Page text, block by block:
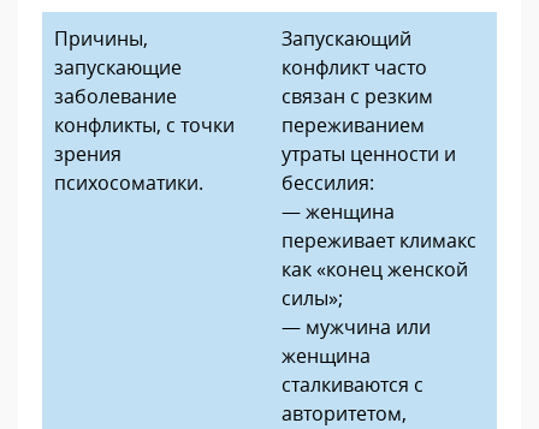
Причины,
запускающие
заболевание
конфликты, с точки
зрения
психосоматики.
Запускающий
конфликт часто
связан с резким
переживанием
утраты ценности и
бессилия:
— женщина
переживает климакс
как «конец женской
силы»;
— мужчина или
женщина
сталкиваются с
авторитетом,